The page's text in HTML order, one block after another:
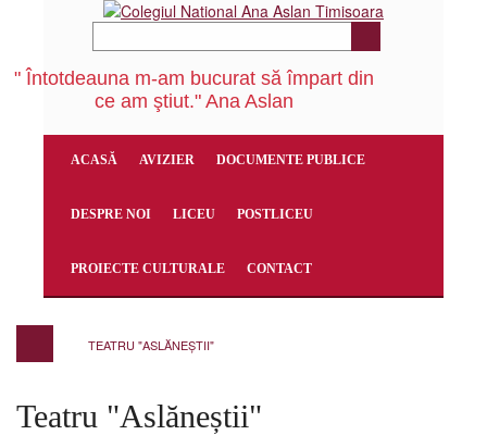
" Întotdeauna m-am bucurat să împart din
ce am ştiut." Ana Aslan
ACASĂ AVIZIER DOCUMENTE PUBLICE
DESPRE NOI LICEU POSTLICEU
PROIECTE CULTURALE CONTACT
TEATRU "ASLĂNEȘTII"
Teatru "Aslăneștii"